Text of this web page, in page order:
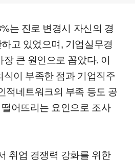
는 진로 변경시 자신의 경
고 있었으며, 기업실무경
큰 원인으로 꼽았다. 이
식이 부족한 점과 기업직주
적네트워크의 부족 등도 공
어뜨리는 요인으로 조사
취업 경쟁력 강화를 위한